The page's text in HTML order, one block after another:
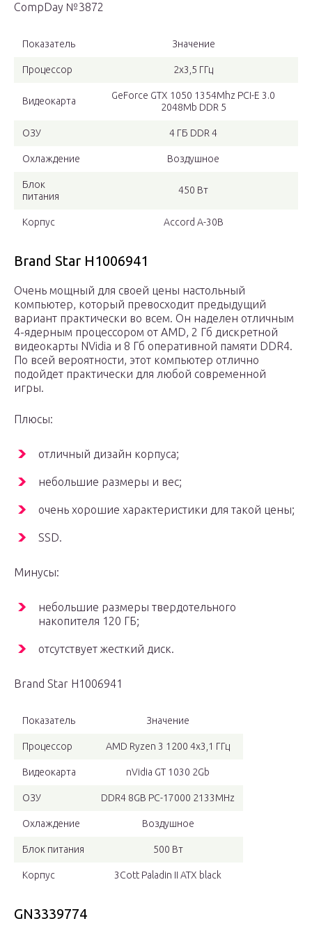
CompDay №3872
Показатель Значение
Процессор 2х3,5 ГГц
Видеокарта
GeForce GTX 1050 1354Mhz PCI-E 3.0
2048Mb DDR 5
ОЗУ 4 ГБ DDR 4
Охлаждение Воздушное
Блок
питания
450 Вт
Корпус Accord A-30B
Brand Star H1006941
Очень мощный для своей цены настольный
компьютер, который превосходит предыдущий
вариант практически во всем. Он наделен отличным
4-ядерным процессором от AMD, 2 Гб дискретной
видеокарты NVidia и 8 Гб оперативной памяти DDR4.
По всей вероятности, этот компьютер отлично
подойдет практически для любой современной
игры.
Плюсы:
отличный дизайн корпуса;
небольшие размеры и вес;
очень хорошие характеристики для такой цены;
SSD.
Минусы:
небольшие размеры твердотельного
накопителя 120 ГБ;
отсутствует жесткий диск.
Brand Star H1006941
Показатель Значение
Процессор AMD Ryzen 3 1200 4х3,1 ГГц
Видеокарта nVidia GT 1030 2Gb
ОЗУ DDR4 8GB PC-17000 2133MHz
Охлаждение Воздушное
Блок питания 500 Вт
Корпус 3Cott Paladin II ATX black
GN3339774